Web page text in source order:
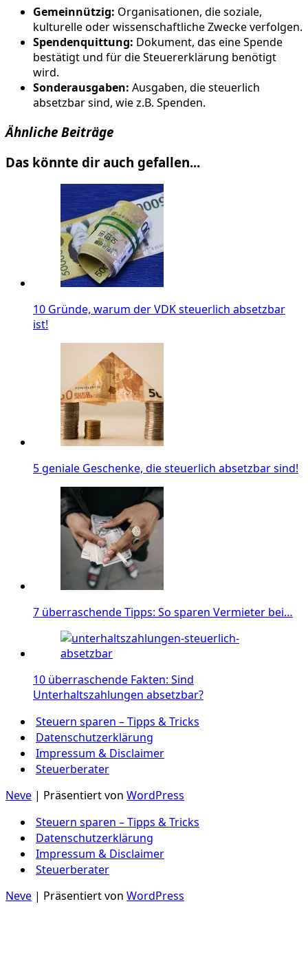
Gemeinnützig: Organisationen, die soziale,
kulturelle oder wissenschaftliche Zwecke verfolgen.
Spendenquittung: Dokument, das eine Spende
bestätigt und für die Steuererklärung benötigt
wird.
Sonderausgaben: Ausgaben, die steuerlich
absetzbar sind, wie z.B. Spenden.
Ähnliche Beiträge
Das könnte dir auch gefallen...
10 Gründe, warum der VDK steuerlich absetzbar
ist!
5 geniale Geschenke, die steuerlich absetzbar sind!
7 überraschende Tipps: So sparen Vermieter bei…
10 überraschende Fakten: Sind
Unterhaltszahlungen absetzbar?
Steuern sparen – Tipps & Tricks
Datenschutzerklärung
Impressum & Disclaimer
Steuerberater
Neve | Präsentiert von WordPress
Steuern sparen – Tipps & Tricks
Datenschutzerklärung
Impressum & Disclaimer
Steuerberater
Neve | Präsentiert von WordPress